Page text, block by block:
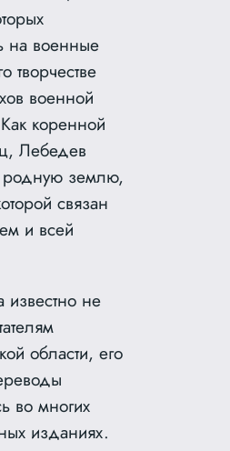
на военные
творчестве
военной
коренной
Лебедев
родную землю,
связан
и всей
известно не
области, его
во многих
изданиях.